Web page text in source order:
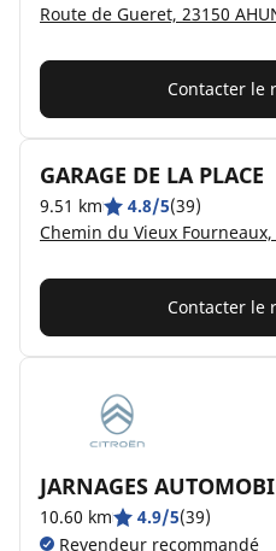
Route de Gueret, 23150
Contacter le
GARAGE DE LA PLACE
9.51 km 4.8/5(39)
Contacter le
JARNAGES
10.60 km 4.9/5(39)
Revendeur recommandé